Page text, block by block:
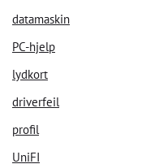
datamaskin
PC-hjelp
lydkort
driverfeil
profil
UniFI